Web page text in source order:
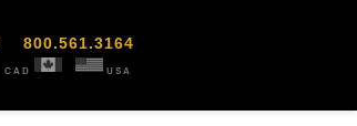
800.561.3164
CAD USA